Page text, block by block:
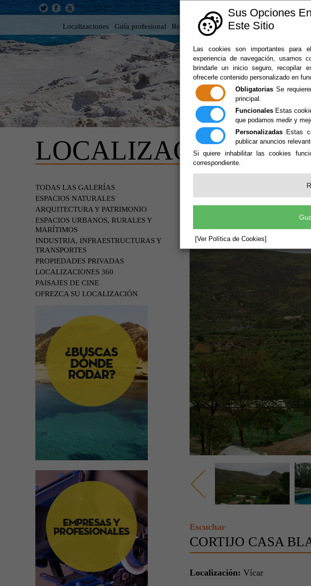
Sus Opciones
Este Sitio
Las cookies son importantes para
experiencia de navegación, usamos
brindarle un inicio seguro, recopilar
ofrecerle contenido personalizado en
Obligatorias Se
principal.
Funcionales Estas
que podamos medir y
Personalizadas Estas
publicar anuncios
Si quiere inhabilitar las cookies
correspondiente.
[Ver Política de Cookies]
Localizaciones Guía profesional Rodar en Almería 360
LOCALIZACIONES
TODAS LAS GALERÍAS
ESPACIOS NATURALES
ARQUITECTURA Y PATRIMONIO
ESPACIOS URBANOS, RURALES Y
MARÍTIMOS
INDUSTRIA, INFRAESTRUCTURAS Y
TRANSPORTES
PROPIEDADES PRIVADAS
LOCALIZACIONES 360
PAISAJES DE CINE
OFREZCA SU LOCALIZACIÓN
DE PARTICULARES
Escuchar
CORTIJO CASA
Localización: Vícar